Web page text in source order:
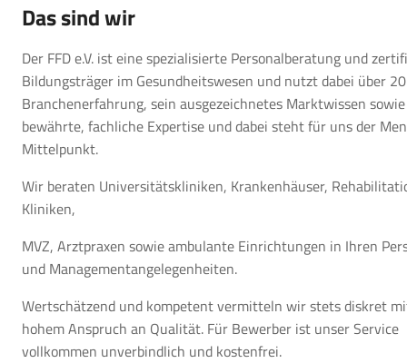
Das sind wir
Der FFD e.V. ist eine spezialisierte Personalberatung und
Bildungsträger im Gesundheitswesen und nutzt dabei über
Branchenerfahrung, sein ausgezeichnetes Marktwissen
bewährte, fachliche Expertise und dabei steht für uns der
Mittelpunkt.
Wir beraten Universitätskliniken, Krankenhäuser,
Kliniken,
MVZ, Arztpraxen sowie ambulante Einrichtungen in Ihren
und Managementangelegenheiten.
Wertschätzend und kompetent vermitteln wir stets diskret
hohem Anspruch an Qualität. Für Bewerber ist unser Service
vollkommen unverbindlich und kostenfrei.